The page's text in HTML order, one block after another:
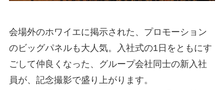
会場外のホワイエに掲示された、プロモーション
のビッグパネルも大人気。入社式の1日をともにす
ごして仲良くなった、グループ会社同士の新入社
員が、記念撮影で盛り上がります。